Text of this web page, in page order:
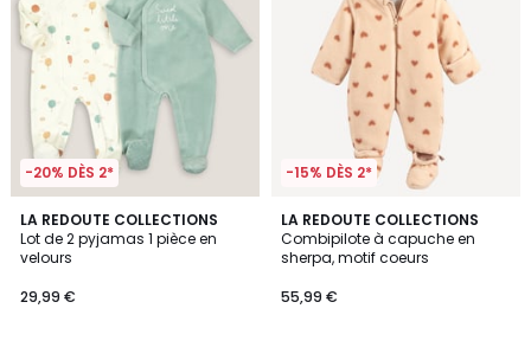
-20% DÈS 2*
LA REDOUTE COLLECTIONS
Lot de 2 pyjamas 1 pièce en
velours
29,99 €
4,6
/ 5
-15% DÈS 2*
LA REDOUTE COLLECTIONS
Combipilote à capuche en
sherpa, motif coeurs
55,99 €